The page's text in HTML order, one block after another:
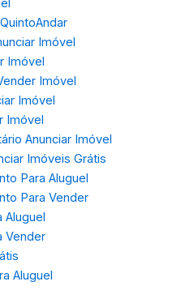
Imóvel
Imóvel
Imóvel
Imóvel
Imóvel
Anunciar Imóvel
Imóveis Grátis
Para Aluguel
Para Vender
Aluguel
Vender
Aluguel